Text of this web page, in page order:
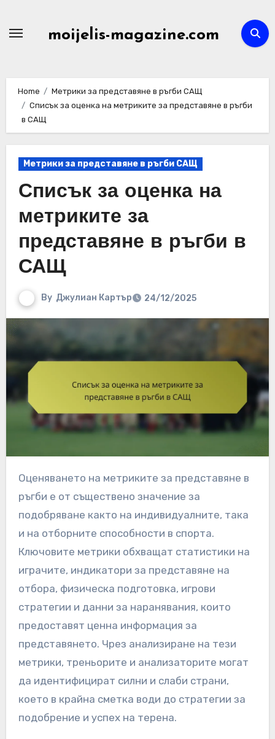
moijelis-magazine.com
Home
Метрики за представяне в ръгби САЩ
Списък за оценка на метриките за представяне в ръгби
в САЩ
Метрики за представяне в ръгби САЩ
Списък за оценка на
метриките за
представяне в ръгби в
САЩ
By Джулиан Картър 24/12/2025
Оценяването на метриките за представяне в
ръгби е от съществено значение за
подобряване както на индивидуалните, така
и на отборните способности в спорта.
Ключовите метрики обхващат статистики на
играчите, индикатори за представяне на
отбора, физическа подготовка, игрови
стратегии и данни за наранявания, които
предоставят ценна информация за
представянето. Чрез анализиране на тези
метрики, треньорите и анализаторите могат
да идентифицират силни и слаби страни,
което в крайна сметка води до стратегии за
подобрение и успех на терена.